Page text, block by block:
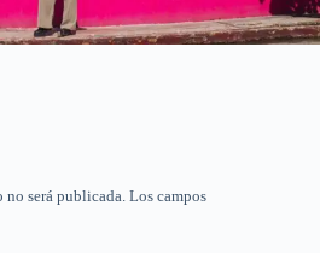
será publicada. Los campos